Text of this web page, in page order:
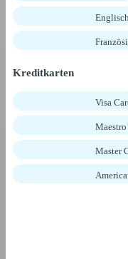
Englisch
Kreditkarten
Visa
Master